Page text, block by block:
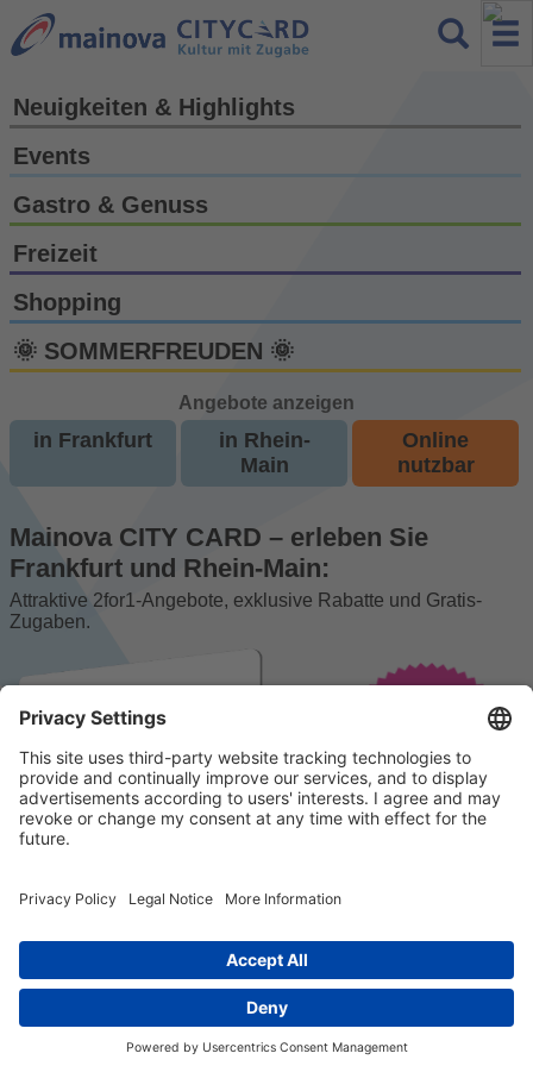
Neuigkeiten & Highlights
Events
Gastro & Genuss
Freizeit
Shopping
🌞 SOMMERFREUDEN 🌞
Angebote anzeigen
in Frankfurt
in Rhein-
Main
Online
nutzbar
Mainova CITY CARD – erleben Sie
Frankfurt und Rhein-Main:
Attraktive 2for1-Angebote, exklusive Rabatte und Gratis-
Zugaben.
© 2023 k/c/e Marketing GmbH –Impressum